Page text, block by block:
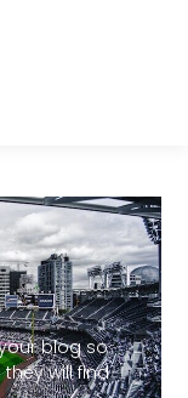
blog so
will find